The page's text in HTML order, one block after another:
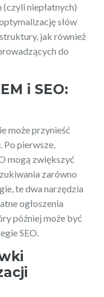
niepłatnych)
słów
jak również
do
i SEO:
może przynieść
pierwsze,
mogą zwiększyć
zarówno
te dwa narzędzia
ogłoszenia
później może być
SEO.